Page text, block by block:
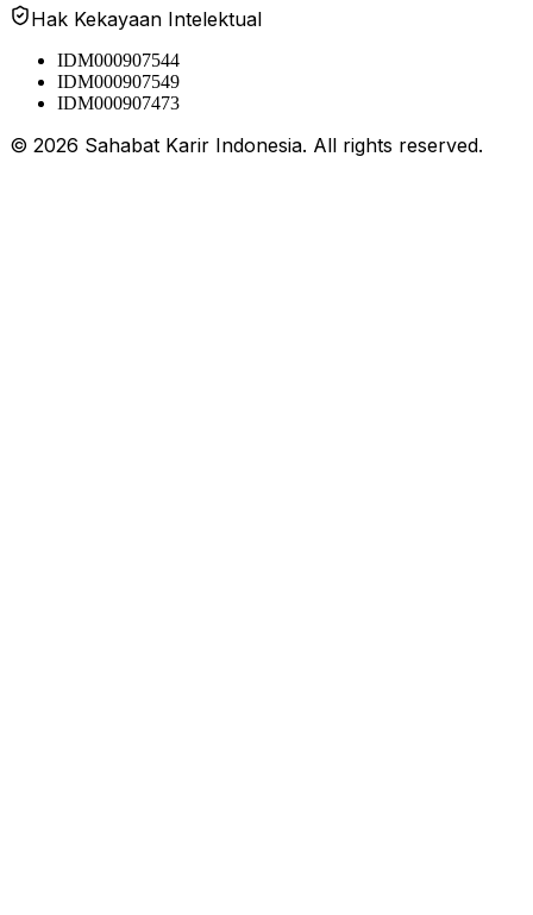
Hak Kekayaan Intelektual
IDM000907544
IDM000907549
IDM000907473
© 2026 Sahabat Karir Indonesia. All rights reserved.